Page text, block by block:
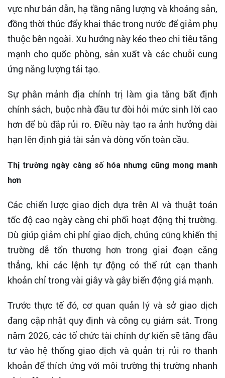
vực như bán dẫn, hạ tầng năng lượng và khoáng sản,
đồng thời thúc đẩy khai thác trong nước để giảm phụ
thuộc bên ngoài. Xu hướng này kéo theo chi tiêu tăng
mạnh cho quốc phòng, sản xuất và các chuỗi cung
ứng năng lượng tái tạo.
Sự phân mảnh địa chính trị làm gia tăng bất định
chính sách, buộc nhà đầu tư đòi hỏi mức sinh lời cao
hơn để bù đắp rủi ro. Điều này tạo ra ảnh hưởng dài
hạn lên định giá tài sản và dòng vốn toàn cầu.
Thị trường ngày càng số hóa nhưng cũng mong manh
hơn
Các chiến lược giao dịch dựa trên AI và thuật toán
tốc độ cao ngày càng chi phối hoạt động thị trường.
Dù giúp giảm chi phí giao dịch, chúng cũng khiến thị
trường dễ tổn thương hơn trong giai đoạn căng
thẳng, khi các lệnh tự động có thể rút cạn thanh
khoản chỉ trong vài giây và gây biến động giá mạnh.
Trước thực tế đó, cơ quan quản lý và sở giao dịch
đang cập nhật quy định và công cụ giám sát. Trong
năm 2026, các tổ chức tài chính dự kiến sẽ tăng đầu
tư vào hệ thống giao dịch và quản trị rủi ro thanh
khoản để thích ứng với môi trường thị trường nhanh